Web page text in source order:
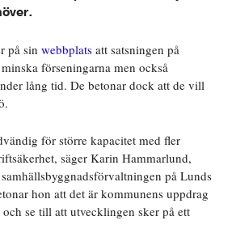
på sinwebbplats att satsningen på
förseningarna men också
lång tid. De betonar dock att de vill
för större kapacitet med fler
säger Karin Hammarlund,
på Lunds
hon att det är kommunens uppdrag
se till att utvecklingen sker på ett